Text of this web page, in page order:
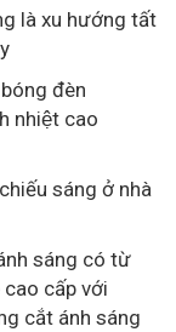
là xu hướng tất
đèn
nhiệt cao
sáng ở nhà
sáng có từ
cấp với
cắt ánh sáng